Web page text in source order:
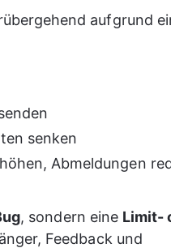
aufgrund
senken
Abmeldungen
, sondern eine Limit-
Feedback und